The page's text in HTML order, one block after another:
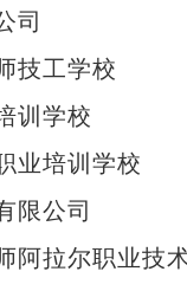
司
工学校
训学校
培训学校
公司
拉尔职业技